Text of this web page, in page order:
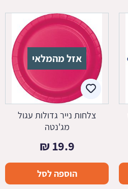
אזל מהמלאי
צלחות נייר גדולות עגול
מג'נטה
19.9
₪
הוספה לסל